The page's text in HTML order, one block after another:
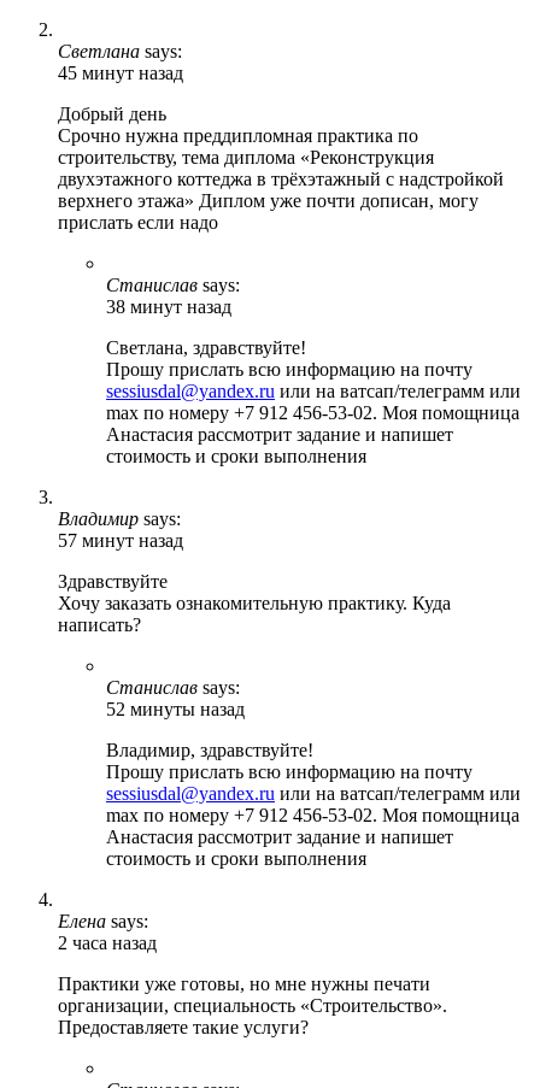
Светлана says:
45 минут назад
Добрый день
Срочно нужна преддипломная практика по
строительству, тема диплома «Реконструкция
двухэтажного коттеджа в трёхэтажный с надстройкой
верхнего этажа» Диплом уже почти дописан, могу
прислать если надо
Станислав says:
38 минут назад
Светлана, здравствуйте!
Прошу прислать всю информацию на почту
sessiusdal@yandex.ru или на ватсап/телеграмм или
max по номеру +7 912 456-53-02. Моя помощница
Анастасия рассмотрит задание и напишет
стоимость и сроки выполнения
Владимир says:
57 минут назад
Здравствуйте
Хочу заказать ознакомительную практику. Куда
написать?
Станислав says:
52 минуты назад
Владимир, здравствуйте!
Прошу прислать всю информацию на почту
sessiusdal@yandex.ru или на ватсап/телеграмм или
max по номеру +7 912 456-53-02. Моя помощница
Анастасия рассмотрит задание и напишет
стоимость и сроки выполнения
Елена says:
2 часа назад
Практики уже готовы, но мне нужны печати
организации, специальность «Строительство».
Предоставляете такие услуги?